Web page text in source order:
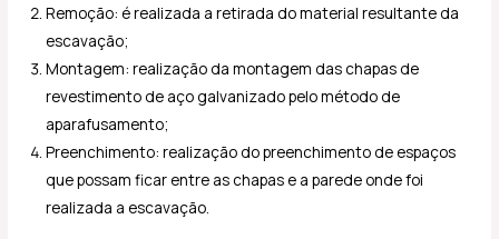
Remoção: é realizada a retirada do material resultante da
escavação;
Montagem: realização da montagem das chapas de
revestimento de aço galvanizado pelo método de
aparafusamento;
Preenchimento: realização do preenchimento de espaços
que possam ficar entre as chapas e a parede onde foi
realizada a escavação.